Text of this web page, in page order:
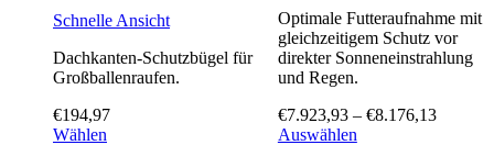
Schnelle Ansicht
Dachkanten-Schutzbügel für
Großballenraufen.
€194,97
Wählen
Optimale Futteraufnahme mit
gleichzeitigem Schutz vor
direkter Sonneneinstrahlung
und Regen.
€7.923,93– €8.176,13
AuswählenDieses